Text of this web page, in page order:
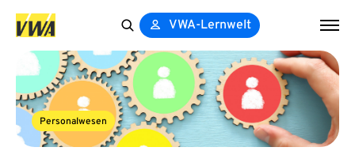
for:
VWA-Lernwelt
Personalwesen